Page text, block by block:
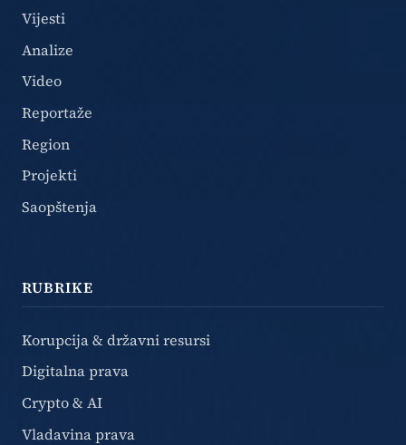
Vijesti
Analize
Video
Reportaže
Region
Projekti
Saopštenja
RUBRIKE
Korupcija & državni resursi
Digitalna prava
Crypto & AI
Vladavina prava